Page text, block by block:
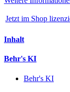
Jetzt im Shop
Inhalt
Behr's KI
Behr's KI